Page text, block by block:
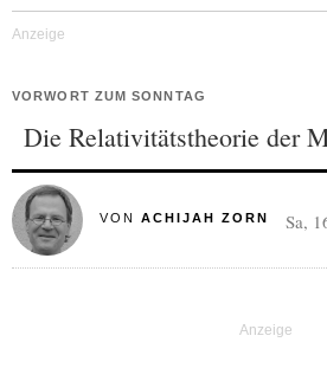
VORWORT ZUM SONNTAG
Die Relativitätstheorie der
VON ACHIJAH ZORN Sa,